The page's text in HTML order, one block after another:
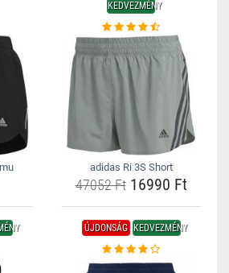
KEDVEZMÉNY
adidas Ri 3S Short
47052 Ft16990 Ft
ÚJDONSÁG KEDVEZMÉNY